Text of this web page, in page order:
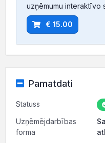
uzņēmumu interaktīvo
€ 15.00
Pamatdati
Statuss
Uzņēmējdarbības
forma